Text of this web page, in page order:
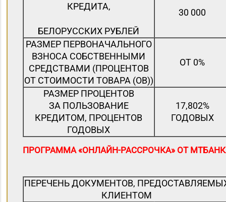
КРЕДИТА,
БЕЛОРУССКИХ РУБЛЕЙ
30 000
РАЗМЕР ПЕРВОНАЧАЛЬНОГО
ВЗНОСА СОБСТВЕННЫМИ
СРЕДСТВАМИ (ПРОЦЕНТОВ
ОТ СТОИМОСТИ ТОВАРА (ОВ))
ОТ 0%
РАЗМЕР ПРОЦЕНТОВ
ЗА ПОЛЬЗОВАНИЕ
КРЕДИТОМ, ПРОЦЕНТОВ
ГОДОВЫХ
17,802%
ГОДОВЫХ
ПРОГРАММА «ОНЛАЙН-РАССРОЧКА» ОТ
ПЕРЕЧЕНЬ ДОКУМЕНТОВ,
КЛИЕНТОМ